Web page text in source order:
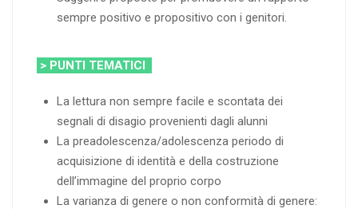
sempre positivo e propositivo con i genitori.
> PUNTI TEMATICI
La lettura non sempre facile e scontata dei
segnali di disagio provenienti dagli alunni
La preadolescenza/adolescenza periodo di
acquisizione di identità e della costruzione
dell’immagine del proprio corpo
La varianza di genere o non conformità di genere: